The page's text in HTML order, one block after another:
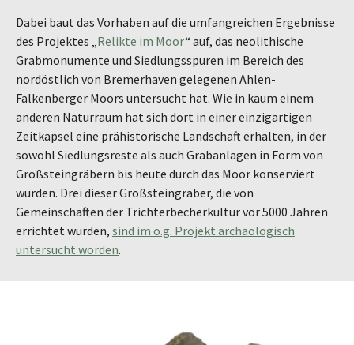
Dabei baut das Vorhaben auf die umfangreichen Ergebnisse
des Projektes „Relikte im Moor“ auf, das neolithische
Grabmonumente und Siedlungsspuren im Bereich des
nordöstlich von Bremerhaven gelegenen Ahlen-
Falkenberger Moors untersucht hat. Wie in kaum einem
anderen Naturraum hat sich dort in einer einzigartigen
Zeitkapsel eine prähistorische Landschaft erhalten, in der
sowohl Siedlungsreste als auch Grabanlagen in Form von
Großsteingräbern bis heute durch das Moor konserviert
wurden. Drei dieser Großsteingräber, die von
Gemeinschaften der Trichterbecherkultur vor 5000 Jahren
errichtet wurden, sind im o.g. Projekt archäologisch
untersucht worden.